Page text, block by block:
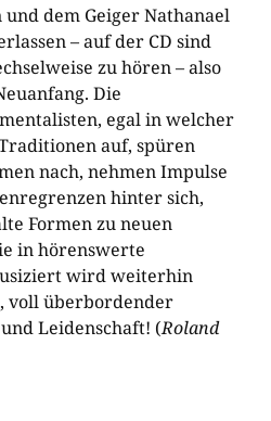
und dem Geiger Nathanael
– auf der CD sind
zu hören – also
Die
egal in welcher
auf, spüren
nach, nehmen Impulse
hinter sich,
Formen zu neuen
in hörenswerte
wird weiterhin
voll überbordender
Leidenschaft! (Roland